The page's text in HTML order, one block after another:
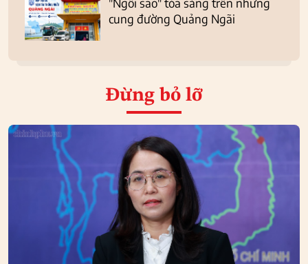
cung đường Quảng Ngãi
Đừng bỏ lỡ